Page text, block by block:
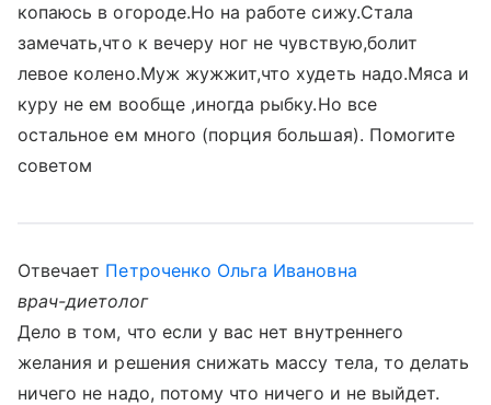
копаюсь в огороде.Но на работе сижу.Стала
замечать,что к вечеру ног не чувствую,болит
левое колено.Муж жужжит,что худеть надо.Мяса и
куру не ем вообще ,иногда рыбку.Но все
остальное ем много (порция большая). Помогите
советом
Отвечает Петроченко Ольга Ивановна
врач-диетолог
Дело в том, что если у вас нет внутреннего
желания и решения снижать массу тела, то делать
ничего не надо, потому что ничего и не выйдет.